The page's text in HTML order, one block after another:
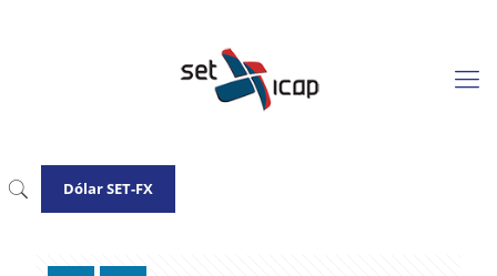
Dólar SET-FX